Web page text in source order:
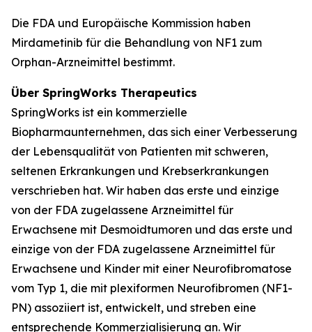
Die FDA und Europäische Kommission haben
Mirdametinib für die Behandlung von NF1 zum
Orphan-Arzneimittel bestimmt.
Über SpringWorks Therapeutics
SpringWorks ist ein kommerzielle
Biopharmaunternehmen, das sich einer Verbesserung
der Lebensqualität von Patienten mit schweren,
seltenen Erkrankungen und Krebserkrankungen
verschrieben hat. Wir haben das erste und einzige
von der FDA zugelassene Arzneimittel für
Erwachsene mit Desmoidtumoren und das erste und
einzige von der FDA zugelassene Arzneimittel für
Erwachsene und Kinder mit einer Neurofibromatose
vom Typ 1, die mit plexiformen Neurofibromen (NF1-
PN) assoziiert ist, entwickelt, und streben eine
entsprechende Kommerzialisierung an. Wir